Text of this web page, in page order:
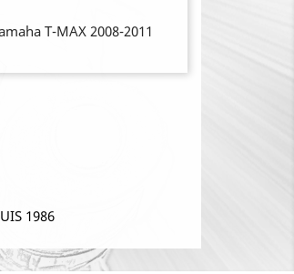
T-MAX 2008-2011
1986